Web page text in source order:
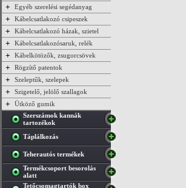
+ Egyéb szerelési segédanyag
+ Kábelcsatlakozó csipeszek
+ Kábelcsatlakozó házak, szietel
+ Kábelcsatlakozósaruk, relék
+ Kábelkötözők, zsugorcsövek
+ Rögzítő patentok
+ Szeleptűk, szelepek
+ Szigetelő, jelölő szallagok
+
Ütköző gumik
Szerszámok kannák
tartozékok
Táplálkozás
Teherautós termékek
Termékcsoport besorolás
alatt
Tetőcsomagtartók box